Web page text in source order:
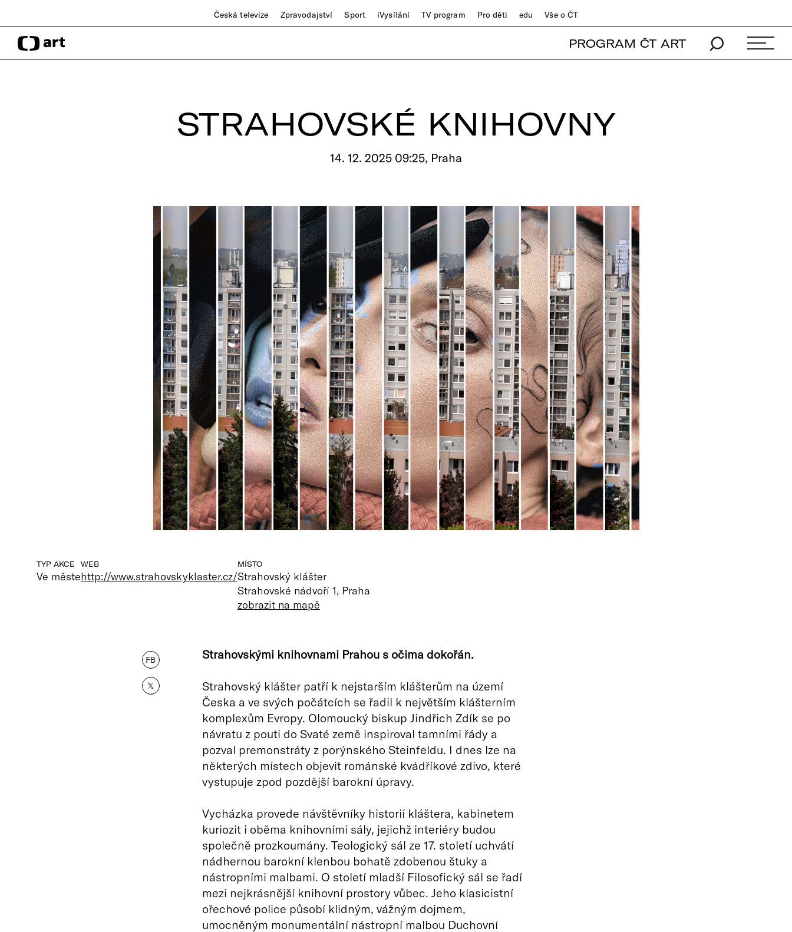
Česká televize Zpravodajství Sport iVysílání TV program Pro děti edu Vše o ČT
PROGRAM ČT ART
STRAHOVSKÉ KNIHOVNY
14. 12. 2025 09:25, Praha
TYP AKCE
Ve měste
WEB
http://www.strahovskyklaster.cz/
MÍSTO
Strahovský klášter
Strahovské nádvoří 1, Praha
zobrazit na mapě
FB
𝕏
Strahovskými knihovnami Prahou s očima dokořán.
Strahovský klášter patří k nejstarším klášterům na území
Česka a ve svých počátcích se řadil k největším klášterním
komplexům Evropy. Olomoucký biskup Jindřich Zdík se po
návratu z pouti do Svaté země inspiroval tamními řády a
pozval premonstráty z porýnského Steinfeldu. I dnes lze na
některých místech objevit románské kvádříkové zdivo, které
vystupuje zpod pozdější barokní úpravy.
Vycházka provede návštěvníky historií kláštera, kabinetem
kuriozit i oběma knihovními sály, jejichž interiéry budou
společně prozkoumány. Teologický sál ze 17. století uchvátí
nádhernou barokní klenbou bohatě zdobenou štuky a
nástropními malbami. O století mladší Filosofický sál se řadí
mezi nejkrásnější knihovní prostory vůbec. Jeho klasicistní
ořechové police působí klidným, vážným dojmem,
umocněným monumentální nástropní malbou Duchovní